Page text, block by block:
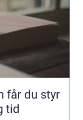
får du styr
tid